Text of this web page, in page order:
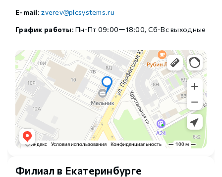
E-mail:zverev@plcsystems.ru
График работы: Пн-Пт 09:00ー18:00, Сб-Вс выходные
Филиал в Екатеринбурге